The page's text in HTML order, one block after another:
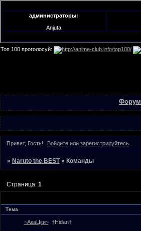
администраторы:
Anjuta
Топ 100 проголосуй:
Форум
Привет, Гость! Войдите или зарегистрируйтесь.
» Naruto the BEST » Команды
Страница: 1
Тема
~АкаЦки~ †Нidan†